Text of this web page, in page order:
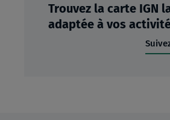
Trouvez la carte IGN
adaptée à vos